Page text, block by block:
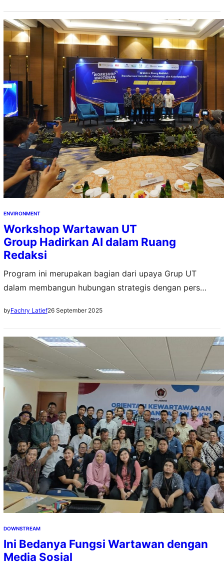
ENVIRONMENT
Workshop Wartawan UT
Group Hadirkan AI dalam Ruang
Redaksi
Program ini merupakan bagian dari upaya Grup UT
dalam membangun hubungan strategis dengan pers
berkelanjutan
byFachry Latief26 September 2025
DOWNSTREAM
Ini Bedanya Fungsi Wartawan dengan
Media Sosial